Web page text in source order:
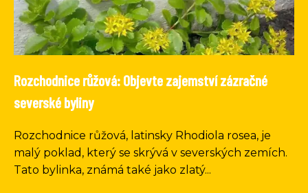
Rozchodnice růžová: Objevte zajemství zázračné
severské byliny
Rozchodnice růžová, latinsky Rhodiola rosea, je
malý poklad, který se skrývá v severských zemích.
Tato bylinka, známá také jako zlatý...